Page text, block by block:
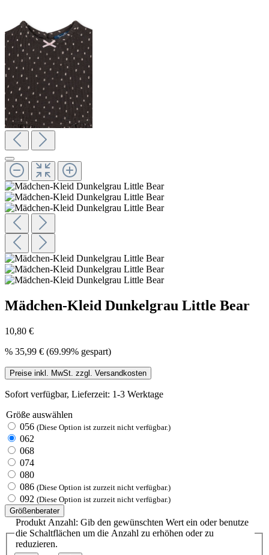
Mädchen-Kleid Dunkelgrau Little Bear
10,80 €
% 35,99 € (69.99% gespart)
Preise inkl. MwSt. zzgl. Versandkosten
Sofort verfügbar, Lieferzeit: 1-3 Werktage
Größe auswählen
056 (Diese Option ist zurzeit nicht verfügbar.)
062
068
074
080
086 (Diese Option ist zurzeit nicht verfügbar.)
092 (Diese Option ist zurzeit nicht verfügbar.)
Größenberater
Produkt Anzahl: Gib den gewünschten Wert ein oder benutze
die Schaltflächen um die Anzahl zu erhöhen oder zu
reduzieren.